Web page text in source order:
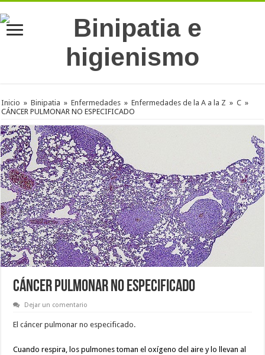
Inicio » Binipatia » Enfermedades » Enfermedades de la A a la Z » C »
CÁNCER PULMONAR NO ESPECIFICADO
CÁNCER PULMONAR NO ESPECIFICADO
Dejar un comentario
El cáncer pulmonar no especificado.
Cuando respira, los pulmones toman el oxígeno del aire y lo llevan al